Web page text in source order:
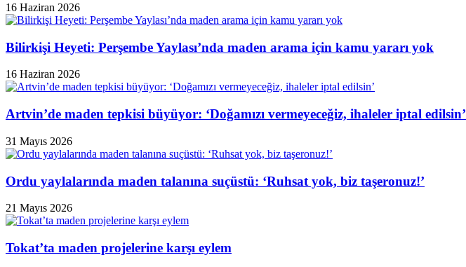
16 Haziran 2026
Bilirkişi Heyeti: Perşembe Yaylası’nda maden arama için kamu yararı yok
16 Haziran 2026
Artvin’de maden tepkisi büyüyor: ‘Doğamızı vermeyeceğiz, ihaleler iptal edilsin’
31 Mayıs 2026
Ordu yaylalarında maden talanına suçüstü: ‘Ruhsat yok, biz taşeronuz!’
21 Mayıs 2026
Tokat’ta maden projelerine karşı eylem